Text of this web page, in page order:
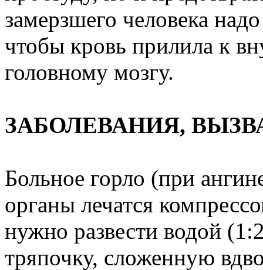
замерзшего человека
чтобы кровь прилила к
головному мозгу.
ЗАБОЛЕВАНИЯ,
Больное горло (при
органы лечатся
нужно развести водой
тряпочку, сложенную